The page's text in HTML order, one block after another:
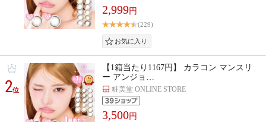
2,999円
(229)
2位
【1箱当たり1167円】 カラコン マンスリ
ー アンジョ…
粧美堂 ONLINE STORE
3,500円